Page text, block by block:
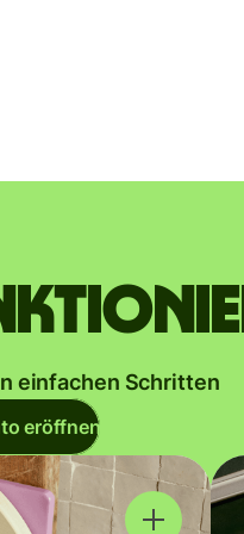
einfachen Schritten
eröffnen